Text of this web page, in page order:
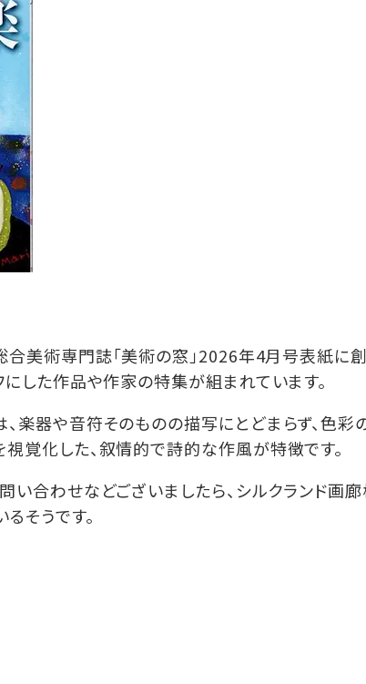
美術専門誌「美術の窓」2026年4月号表紙に
した作品や作家の特集が組まれています。
器や音符そのものの描写にとどまらず、色彩
覚化した、叙情的で詩的な作風が特徴です。
合わせなどございましたら、シルクランド画廊
そうです。